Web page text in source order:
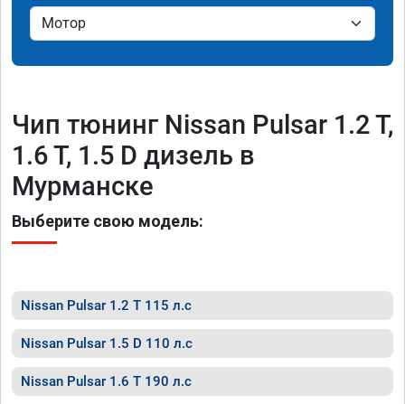
Чип тюнинг Nissan Pulsar 1.2 T,
1.6 T, 1.5 D дизель в
Мурманске
Выберите свою модель:
Nissan Pulsar 1.2 T 115 л.с
Nissan Pulsar 1.5 D 110 л.с
Nissan Pulsar 1.6 T 190 л.с